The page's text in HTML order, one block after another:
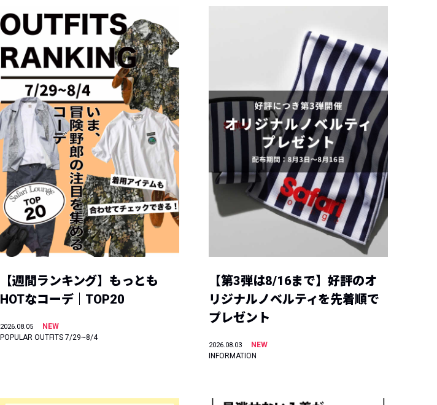
【週間ランキング】もっとも
HOTなコーデ｜TOP20
2026.08.05
NEW
POPULAR OUTFITS 7/29~8/4
【第3弾は8/16まで】好評のオ
リジナルノベルティを先着順で
プレゼント
2026.08.03
NEW
INFORMATION